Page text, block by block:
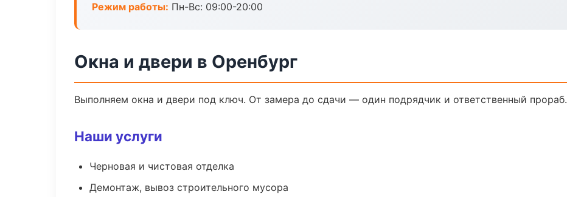
Режим работы: Пн-Вс: 09:00-20:00
Окна и двери в Оренбург
Выполняем окна и двери под ключ. От замера до сдачи — один подрядчик и ответственный прораб.
Наши услуги
Черновая и чистовая отделка
Демонтаж, вывоз строительного мусора